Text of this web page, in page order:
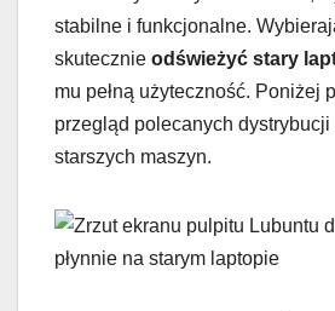
stabilne i funkcjonalne.
skutecznie odświeżyć stary
mu pełną użyteczność. Poniżej
przegląd polecanych
starszych maszyn.